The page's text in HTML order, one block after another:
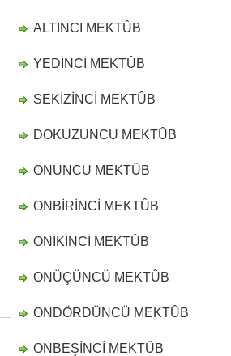
ALTINCI MEKTÛB
YEDİNCİ MEKTÛB
SEKİZİNCİ MEKTÛB
DOKUZUNCU MEKTÛB
ONUNCU MEKTÛB
ONBİRİNCİ MEKTÛB
ONİKİNCİ MEKTÛB
ONÜÇÜNCÜ MEKTÛB
ONDÖRDÜNCÜ MEKTÛB
ONBEŞİNCİ MEKTÛB